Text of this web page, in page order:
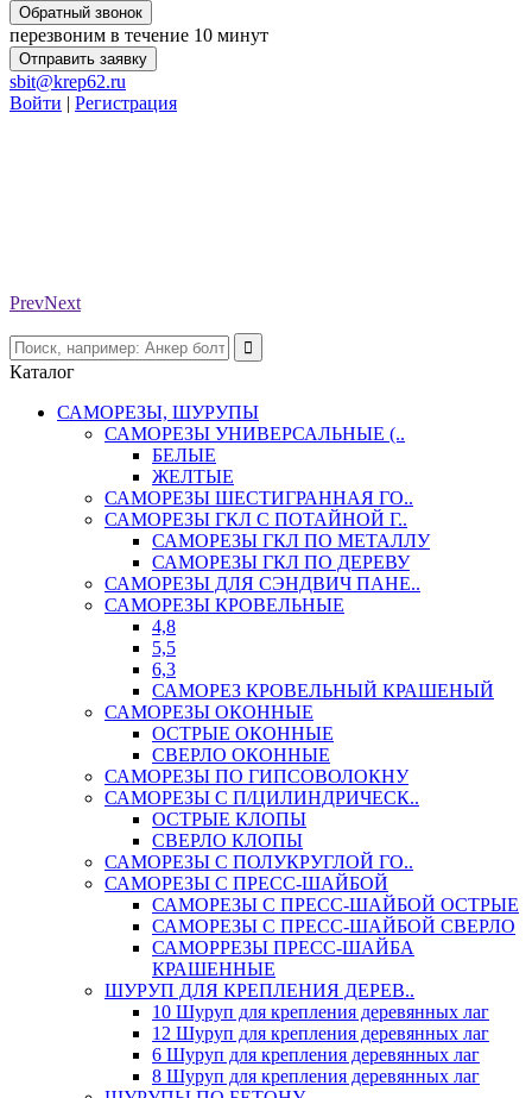
Обратный звонок
перезвоним в течение 10 минут
Отправить заявку
sbit@krep62.ru
Войти | Регистрация
PrevNext
Каталог
САМОРЕЗЫ, ШУРУПЫ
САМОРЕЗЫ УНИВЕРСАЛЬНЫЕ (..
БЕЛЫЕ
ЖЕЛТЫЕ
САМОРЕЗЫ ШЕСТИГРАННАЯ ГО..
САМОРЕЗЫ ГКЛ С ПОТАЙНОЙ Г..
САМОРЕЗЫ ГКЛ ПО МЕТАЛЛУ
САМОРЕЗЫ ГКЛ ПО ДЕРЕВУ
САМОРЕЗЫ ДЛЯ СЭНДВИЧ ПАНЕ..
САМОРЕЗЫ КРОВЕЛЬНЫЕ
4,8
5,5
6,3
САМОРЕЗ КРОВЕЛЬНЫЙ КРАШЕНЫЙ
САМОРЕЗЫ ОКОННЫЕ
ОСТРЫЕ ОКОННЫЕ
СВЕРЛО ОКОННЫЕ
САМОРЕЗЫ ПО ГИПСОВОЛОКНУ
САМОРЕЗЫ С П/ЦИЛИНДРИЧЕСК..
ОСТРЫЕ КЛОПЫ
СВЕРЛО КЛОПЫ
САМОРЕЗЫ С ПОЛУКРУГЛОЙ ГО..
САМОРЕЗЫ С ПРЕСС-ШАЙБОЙ
САМОРЕЗЫ С ПРЕСС-ШАЙБОЙ ОСТРЫЕ
САМОРЕЗЫ С ПРЕСС-ШАЙБОЙ СВЕРЛО
САМОРРЕЗЫ ПРЕСС-ШАЙБА
КРАШЕННЫЕ
ШУРУП ДЛЯ КРЕПЛЕНИЯ ДЕРЕВ..
10 Шуруп для крепления деревянных лаг
12 Шуруп для крепления деревянных лаг
6 Шуруп для крепления деревянных лаг
8 Шуруп для крепления деревянных лаг